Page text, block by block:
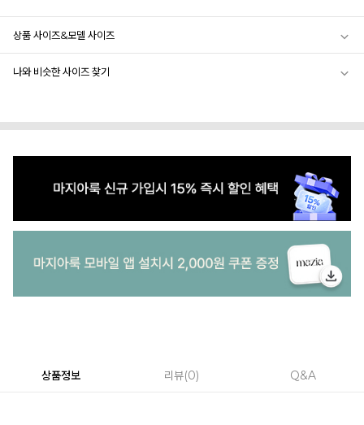
상품 사이즈&모델 사이즈
나와 비슷한 사이즈 찾기
상품정보 리뷰 0 Q&A